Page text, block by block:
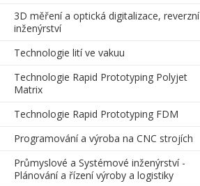
3D měření a optická digitalizace, reverzní
inženýrství
Technologie lití ve vakuu
Technologie Rapid Prototyping Polyjet
Matrix
Technologie Rapid Prototyping FDM
Programování a výroba na CNC strojích
Průmyslové a Systémové inženýrství -
Plánování a řízení výroby a logistiky